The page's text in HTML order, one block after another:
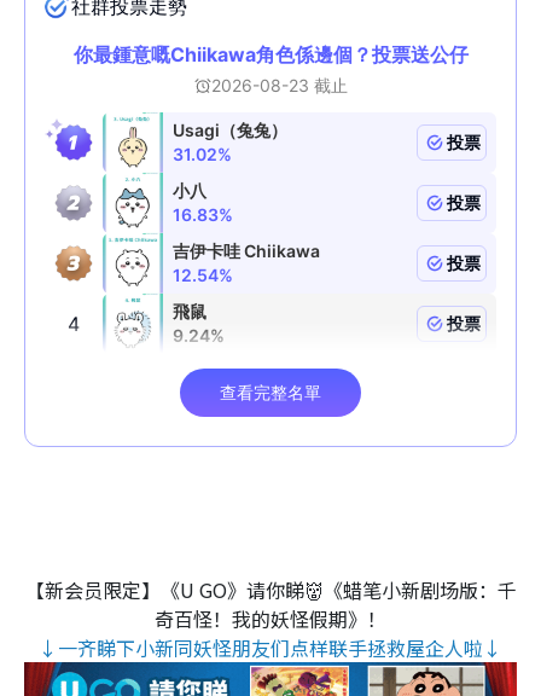
【新会员限定】《U GO》请你睇👹《蜡笔小新剧场版：千
奇百怪！我的妖怪假期》！
↓一齐睇下小新同妖怪朋友们点样联手拯救屋企人啦↓